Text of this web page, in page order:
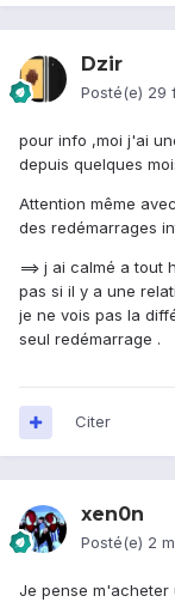
Dzir
Posté(e) 29
pour info ,moi j'ai
depuis quelques
Attention même
des redémarrages
==> j ai calmé a
pas si il y a une
je ne vois pas la
seul redémarrage .
Citer
xen0n
Posté(e) 2
Je pense m'acheter